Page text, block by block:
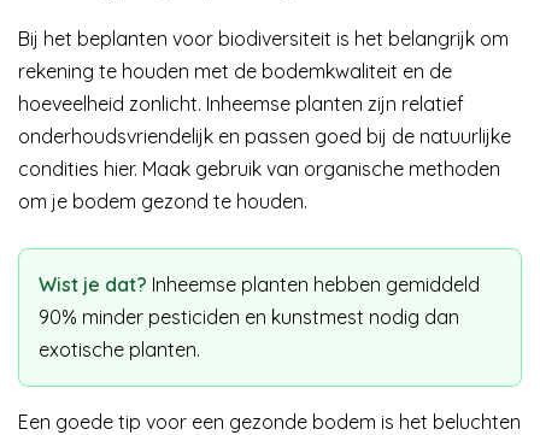
Bij het beplanten voor biodiversiteit is het belangrijk om
rekening te houden met de bodemkwaliteit en de
hoeveelheid zonlicht. Inheemse planten zijn relatief
onderhoudsvriendelijk en passen goed bij de natuurlijke
condities hier. Maak gebruik van organische methoden
om je bodem gezond te houden.
Wist je dat? Inheemse planten hebben gemiddeld
90% minder pesticiden en kunstmest nodig dan
exotische planten.
Een goede tip voor een gezonde bodem is het beluchten